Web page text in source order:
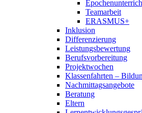
Teamarbeit
ERASMUS+
Inklusion
Differenzierung
Leistungsbewertung
Berufsvorbereitung
Projektwochen
Klassenfahrten –
Nachmittagsangebote
Beratung
Eltern